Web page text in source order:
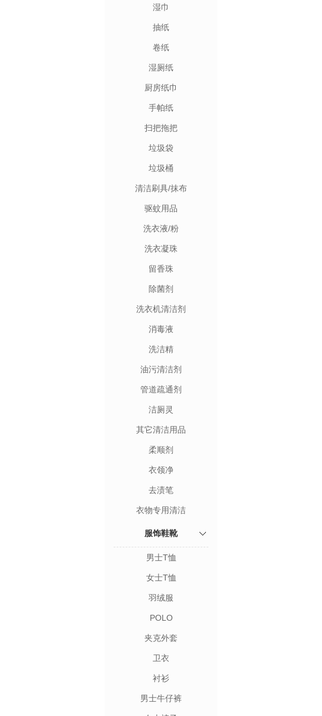
湿巾
抽纸
卷纸
湿厕纸
厨房纸巾
手帕纸
扫把拖把
垃圾袋
垃圾桶
清洁刷具/抹布
驱蚊用品
洗衣液/粉
洗衣凝珠
留香珠
除菌剂
洗衣机清洁剂
消毒液
洗洁精
油污清洁剂
管道疏通剂
洁厕灵
其它清洁用品
柔顺剂
衣领净
去渍笔
衣物专用清洁
服饰鞋靴
男士T恤
女士T恤
羽绒服
POLO
夹克外套
卫衣
衬衫
男士牛仔裤